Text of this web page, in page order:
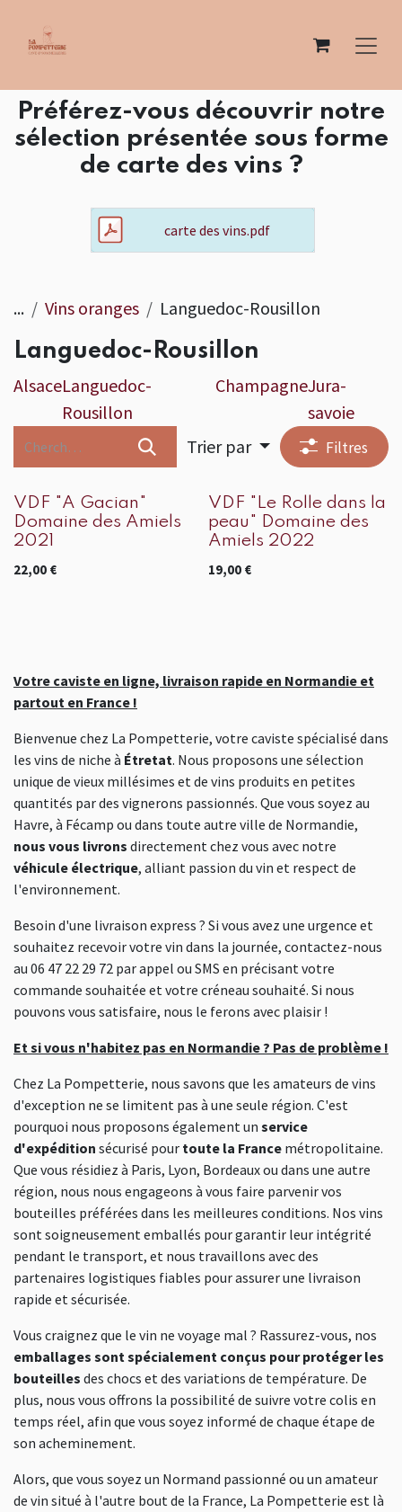
Préférez-vous découvrir notre
sélection présentée sous forme
de carte des vins ?
carte des vins.pdf
... Vins oranges Languedoc-Rousillon
Languedoc-Rousillon
AlsaceLanguedoc-
Rousillon
ChampagneJura-
savoie
Trier par
Filtres
VDF "A Gacian"
Domaine des Amiels
2021
22,00 €
VDF "Le Rolle dans la
peau" Domaine des
Amiels 2022
19,00€
Votre caviste en ligne, livraison rapide en Normandie et
partout en France !
Bienvenue chez La Pompetterie, votre caviste spécialisé dans
les vins de niche à Étretat. Nous proposons une sélection
unique de vieux millésimes et de vins produits en petites
quantités par des vignerons passionnés. Que vous soyez au
Havre, à Fécamp ou dans toute autre ville de Normandie,
nous vous livrons directement chez vous avec notre
véhicule électrique, alliant passion du vin et respect de
l'environnement.
Besoin d'une livraison express ? Si vous avez une urgence et
souhaitez recevoir votre vin dans la journée, contactez-nous
au 06 47 22 29 72 par appel ou SMS en précisant votre
commande souhaitée et votre créneau souhaité. Si nous
pouvons vous satisfaire, nous le ferons avec plaisir !
Et si vous n'habitez pas en Normandie ? Pas de problème !
Chez La Pompetterie, nous savons que les amateurs de vins
d'exception ne se limitent pas à une seule région. C'est
pourquoi nous proposons également un service
d'expédition sécurisé pour toute la France métropolitaine.
Que vous résidiez à Paris, Lyon, Bordeaux ou dans une autre
région, nous nous engageons à vous faire parvenir vos
bouteilles préférées dans les meilleures conditions. Nos vins
sont soigneusement emballés pour garantir leur intégrité
pendant le transport, et nous travaillons avec des
partenaires logistiques fiables pour assurer une livraison
rapide et sécurisée.
Vous craignez que le vin ne voyage mal ? Rassurez-vous, nos
emballages sont spécialement conçus pour protéger les
bouteilles des chocs et des variations de température. De
plus, nous vous offrons la possibilité de suivre votre colis en
temps réel, afin que vous soyez informé de chaque étape de
son acheminement.
Alors, que vous soyez un Normand passionné ou un amateur
de vin situé à l'autre bout de la France, La Pompetterie est là